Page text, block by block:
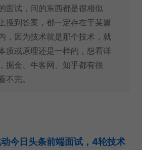
面试，问的东西都是很相似
搜到答案，都一定存在于某篇
，因为技术就是那个技术，就
质或原理还是一样的，想看详
掘金、牛客网、知乎都有很
不完。
今日头条前端面试，4轮技术